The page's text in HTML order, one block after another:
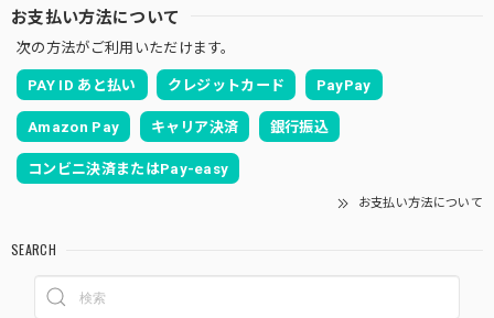
お支払い方法について
次の方法がご利用いただけます。
PAY ID あと払い クレジットカード PayPay
Amazon Pay キャリア決済 銀行振込
コンビニ決済またはPay-easy
お支払い方法について
SEARCH